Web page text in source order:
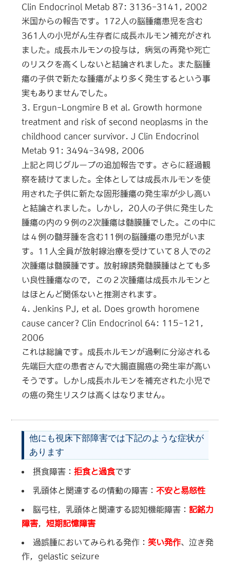
Clin Endocrinol Metab 87: 3136-3141, 2002
米国からの報告です。172人の脳腫瘍患児を含む
361人の小児がん生存者に成長ホルモン補充がされ
ました。成長ホルモンの投与は，病気の再発や死亡
のリスクを高くしないと結論されました。また脳腫
瘍の子供で新たな腫瘍がより多く発生するという事
実もありませんでした。
3. Ergun-Longmire B et al. Growth hormone
treatment and risk of second neoplasms in the
childhood cancer survivor. J Clin Endocrinol
Metab 91: 3494-3498, 2006
上記と同じグループの追加報告です。さらに経過観
察を続けてました。全体としては成長ホルモンを使
用された子供に新たな固形腫瘍の発生率が少し高い
と結論されました。しかし，20人の子供に発生した
腫瘍の内の９例の2次腫瘍は髄膜腫でした。この中に
は４例の髄芽腫を含む11例の脳腫瘍の患児がいま
す。11人全員が放射線治療を受けていて８人での2
次腫瘍は髄膜腫です。放射線誘発髄膜腫はとても多
い良性腫瘍なので，この２次腫瘍は成長ホルモンと
はほとんど関係ないと推測されます。
4. Jenkins PJ, et al. Does growth horomene
cause cancer? Clin Endocrinol 64: 115-121,
2006
これは総論です。成長ホルモンが過剰に分泌される
先端巨大症の患者さんで大腸直腸癌の発生率が高い
そうです。しかし成長ホルモンを補充された小児で
の癌の発生リスクは高くはなりません。
他にも視床下部障害では下記のような症状が
あります
摂食障害：拒食と過食です
乳頭体と関連するの情動の障害：不安と易怒性
脳弓柱，乳頭体と関連する認知機能障害：記銘力
障害 ，短期記憶障害
過誤腫においてみられる発作：笑い発作、泣き発
作，gelastic seizure